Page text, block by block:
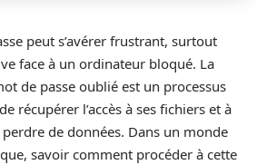
peut s’avérer frustrant, surtout
face à un ordinateur bloqué. La
de passe oublié est un processus
récupérer l’accès à ses fichiers et à
de données. Dans un monde
savoir comment procéder à cette